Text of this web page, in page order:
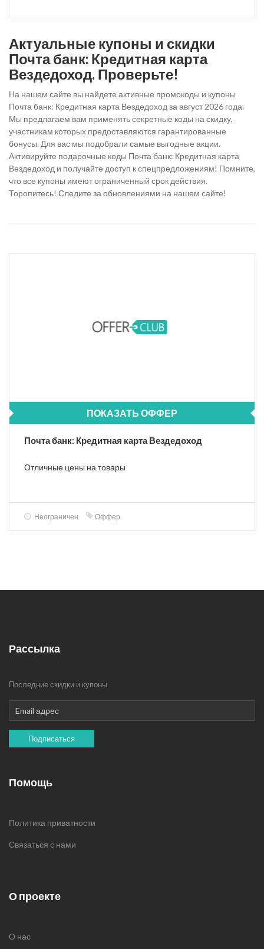
Актуальные купоны и скидки
Почта банк: Кредитная карта
Вездедоход. Проверьте!
На нашем сайте вы найдете активные промокоды и купоны
Почта банк: Кредитная карта Вездедоход за август 2026 года.
Мы предлагаем вам применять секретные коды на скидку,
участникам которых предоставляются гарантированные
бонусы. Для вас мы подобрали самые выгодные акции.
Активируйте подарочные коды Почта банк: Кредитная карта
Вездедоход и получайте доступ к спецпредложениям! Помните,
что все купоны имеют ограниченный срок действия.
Торопитесь! Следите за обновлениями на нашем сайте!
ПОКАЗАТЬ ОФФЕР
Почта банк: Кредитная карта Вездедоход
Отличные цены на товары
Неограничен Оффер
Рассылка
Последние скидки и купоны
Подписаться
Помощь
Политика приватности
Связаться с нами
О проекте
О нас